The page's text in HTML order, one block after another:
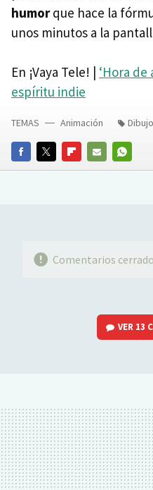
humorque hace la
unos minutos a la
En ¡Vaya Tele! | ‘Hora de
espíritu indie
FACEBOOKTWITTERFLIPBOARD
E-
TEMAS Animación
Comentarios
VER 13